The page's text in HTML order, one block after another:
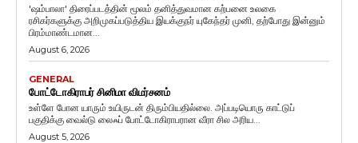
'ஷம்பாலா' திரைப்படத்தின் மூலம் தனித்துவமான கற்பனை உலகை
ரசிகர்களுக்கு அறிமுகப்படுத்திய இயக்குநர் யுகேந்தர் முனி, தற்போது இன்னும்
பிரம்மாண்டமான...
August 6, 2026
GENERAL
போட்டோகிராபர் சினிமா விமர்சனம்
உள்ளே போன யாரும் உயிருடன் திரும்பியதில்லை. அப்படியொரு காட்டுப்
பகுதிக்கு வைல்டு லைஃப் போட்டோகிராபரான வீரா சில அரிய...
August 5, 2026